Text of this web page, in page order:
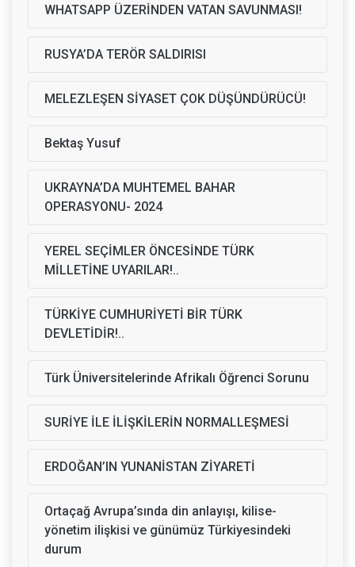
WHATSAPP ÜZERİNDEN VATAN SAVUNMASI!
RUSYA’DA TERÖR SALDIRISI
MELEZLEŞEN SİYASET ÇOK DÜŞÜNDÜRÜCÜ!
Bektaş Yusuf
UKRAYNA’DA MUHTEMEL BAHAR
OPERASYONU- 2024
YEREL SEÇİMLER ÖNCESİNDE TÜRK
MİLLETİNE UYARILAR!..
TÜRKİYE CUMHURİYETİ BİR TÜRK
DEVLETİDİR!..
Türk Üniversitelerinde Afrikalı Öğrenci Sorunu
SURİYE İLE İLİŞKİLERİN NORMALLEŞMESİ
ERDOĞAN’IN YUNANİSTAN ZİYARETİ
Ortaçağ Avrupa’sında din anlayışı, kilise-
yönetim ilişkisi ve günümüz Türkiyesindeki
durum